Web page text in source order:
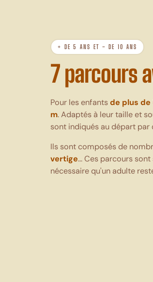
+ DE 5 ANS ET − DE 10 ANS
7 parcours
Pour les enfantsde plus de
m. Adaptés à leur taille et
sont indiqués au départ par
Ils sont composés de
vertige… Ces parcours sont
nécessaire qu'un adulte